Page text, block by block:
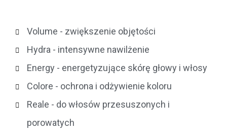
Volume - zwiększenie objętości
Hydra - intensywne nawilżenie
Energy - energetyzujące skórę głowy i włosy
Colore - ochrona i odżywienie koloru
Reale - do włosów przesuszonych i
porowatych